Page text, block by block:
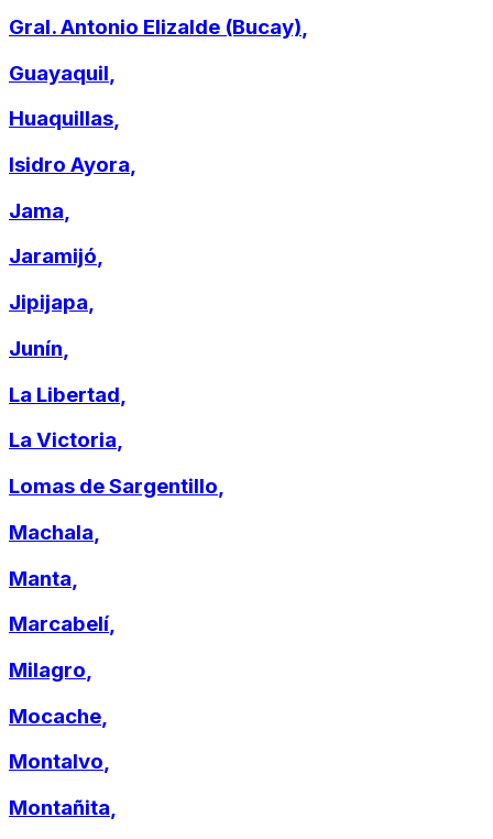
Gral. Antonio Elizalde (Bucay),
Guayaquil,
Huaquillas,
Isidro Ayora,
Jama,
Jaramijó,
Jipijapa,
Junín,
La Libertad,
La Victoria,
Lomas de Sargentillo,
Machala,
Manta
Marcabelí,
Milagro,
Mocache,
Montalvo,
Montañita,